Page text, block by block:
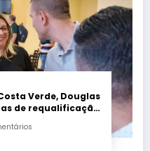
Verde, Douglas
de requalificação